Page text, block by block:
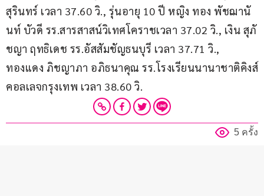
สุรินทร์ เวลา 37.60 วิ., รุ่นอายุ 10 ปี หญิง ทอง พัชฌานั
นท์ บัวดี รร.สารสาสน์วิเทศโคราชเวลา 37.02 วิ., เงิน สุภั
ชญา ฤทธิเดช รร.อัสสัมชัญธนบุรี เวลา 37.71 วิ.,
ทองแดง ภิชญาภา อภิธนาคุณ รร.โรงเรียนนานาชาติคิงส์
คอลเลจกรุงเทพ เวลา 38.60 วิ.
5 ครั้ง